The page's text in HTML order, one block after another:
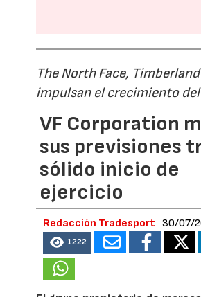
The North Face,
impulsan el crecimiento
VF Corporation
sus previsiones
sólido inicio de
ejercicio
Redacción Tradesport 30/07/
1222